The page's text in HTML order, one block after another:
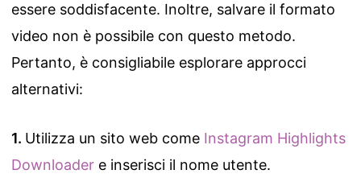
essere soddisfacente. Inoltre, salvare il formato
video non è possibile con questo metodo.
Pertanto, è consigliabile esplorare approcci
alternativi:
Utilizza un sito web come Instagram Highlights
Downloader e inserisci il nome utente.